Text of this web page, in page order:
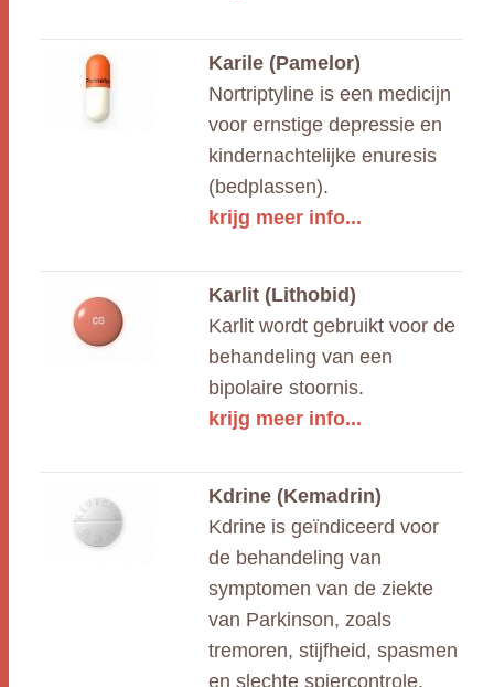
Karile (Pamelor)
Nortriptyline is een medicijn
voor ernstige depressie en
kindernachtelijke enuresis
(bedplassen).
krijg meer info...
Karlit (Lithobid)
Karlit wordt gebruikt voor de
behandeling van een
bipolaire stoornis.
krijg meer info...
Kdrine (Kemadrin)
Kdrine is geïndiceerd voor
de behandeling van
symptomen van de ziekte
van Parkinson, zoals
tremoren, stijfheid, spasmen
en slechte spiercontrole.